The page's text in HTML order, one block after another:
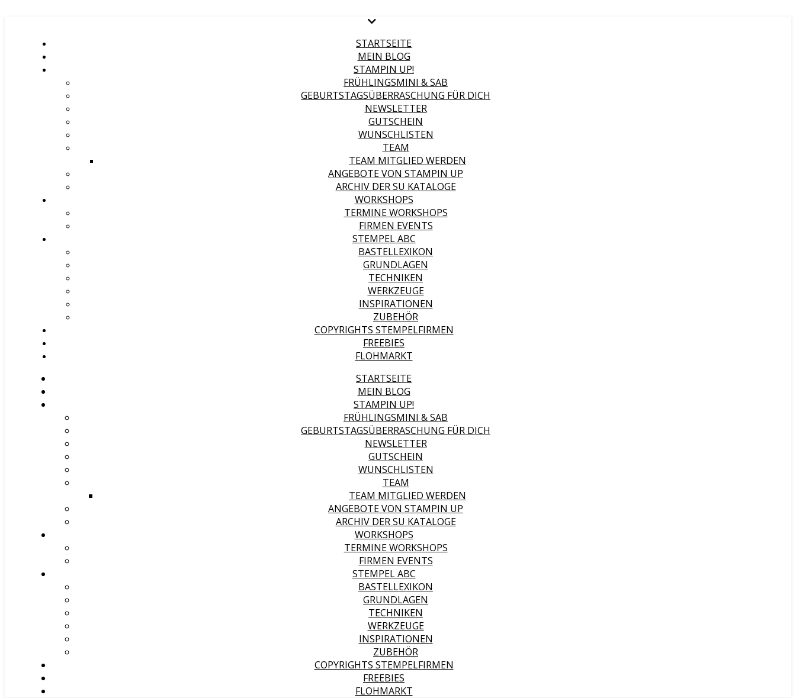
STARTSEITE
MEIN BLOG
STAMPIN UP!
FRÜHLINGSMINI & SAB
GEBURTSTAGSÜBERRASCHUNG FÜR DICH
NEWSLETTER
GUTSCHEIN
WUNSCHLISTEN
TEAM
TEAM MITGLIED WERDEN
ANGEBOTE VON STAMPIN UP
ARCHIV DER SU KATALOGE
WORKSHOPS
TERMINE WORKSHOPS
FIRMEN EVENTS
STEMPEL ABC
BASTELLEXIKON
GRUNDLAGEN
TECHNIKEN
WERKZEUGE
INSPIRATIONEN
ZUBEHÖR
COPYRIGHTS STEMPELFIRMEN
FREEBIES
FLOHMARKT
STARTSEITE
MEIN BLOG
STAMPIN UP!
FRÜHLINGSMINI & SAB
GEBURTSTAGSÜBERRASCHUNG FÜR DICH
NEWSLETTER
GUTSCHEIN
WUNSCHLISTEN
TEAM
TEAM MITGLIED WERDEN
ANGEBOTE VON STAMPIN UP
ARCHIV DER SU KATALOGE
WORKSHOPS
TERMINE WORKSHOPS
FIRMEN EVENTS
STEMPEL ABC
BASTELLEXIKON
GRUNDLAGEN
TECHNIKEN
WERKZEUGE
INSPIRATIONEN
ZUBEHÖR
COPYRIGHTS STEMPELFIRMEN
FREEBIES
FLOHMARKT